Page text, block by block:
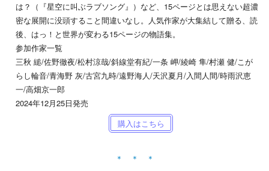
は？（『星空に叫ぶラブソング』）など、15ページとは思えない超濃
密な展開に没頭すること間違いなし。人気作家が大集結して贈る、読
後、はっ！と世界が変わる15ページの物語集。
参加作家一覧
三秋 縋/佐野徹夜/松村涼哉/斜線堂有紀/一条 岬/綾崎 隼/村瀬 健/こが
らし輪音/青海野 灰/古宮九時/遠野海人/天沢夏月/入間人間/時雨沢恵
一/高畑京一郎
2024年12月25日発売
購入はこちら